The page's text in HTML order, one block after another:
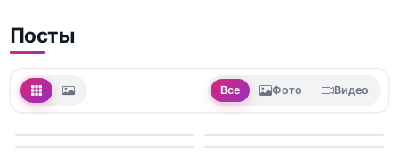
Посты
Все Фото Видео